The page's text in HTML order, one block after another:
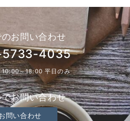
お問い合わせ
4035
10:00～18:00 平日のみ
お問い合わせ
問い合わせ